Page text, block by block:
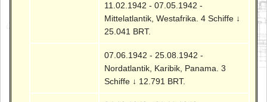
11.02.1942 - 07.05.1942 -
Mittelatlantik, Westafrika. 4 Schiffe ↓
25.041 BRT.
07.06.1942 - 25.08.1942 -
Nordatlantik, Karibik, Panama. 3
Schiffe ↓ 12.791 BRT.